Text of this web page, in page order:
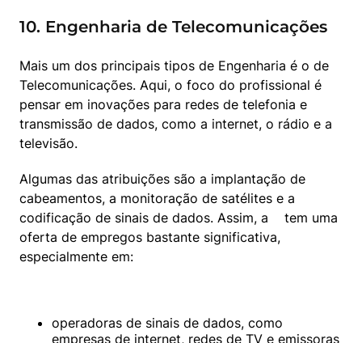
10. Engenharia de Telecomunicações
Mais um dos principais tipos de Engenharia é o de
Telecomunicações. Aqui, o foco do profissional é
pensar em inovações para redes de telefonia e
transmissão de dados, como a internet, o rádio e a
televisão.
Algumas das atribuições são a implantação de
cabeamentos, a monitoração de satélites e a
codificação de sinais de dados. Assim, a
  tem uma
oferta de empregos bastante significativa,
especialmente em:
operadoras de sinais de dados, como
empresas de internet, redes de TV e emissoras